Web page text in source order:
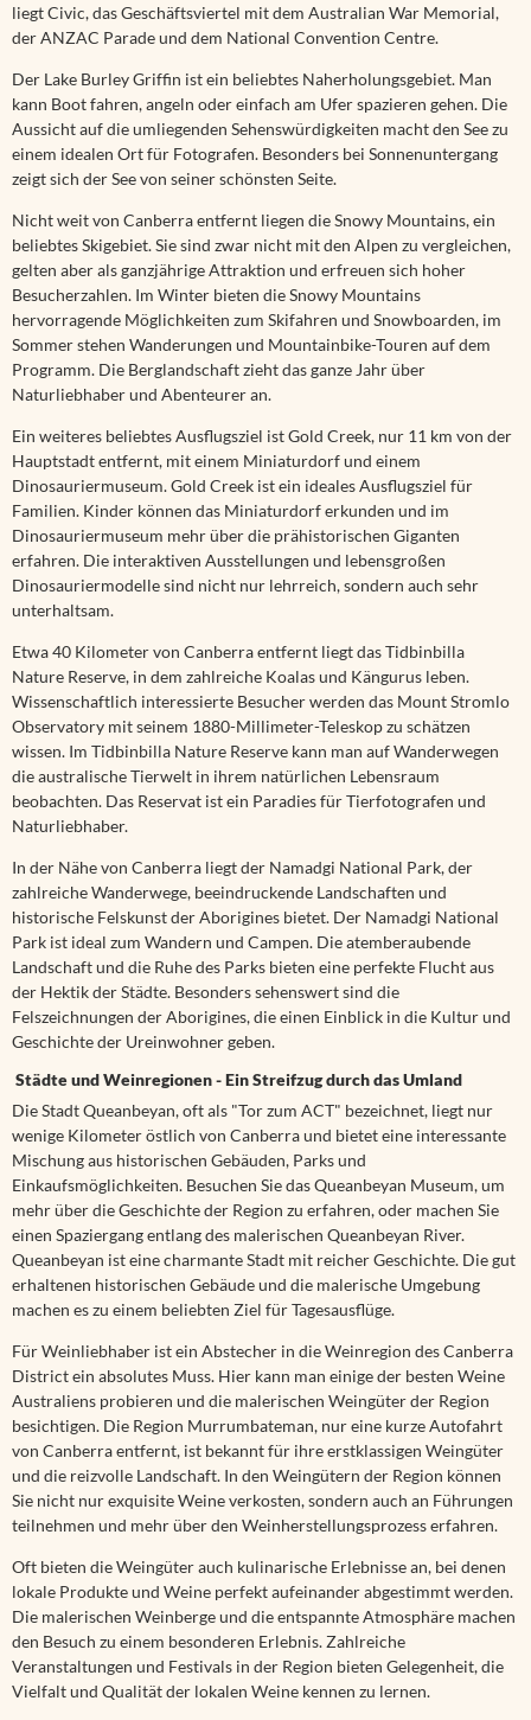
liegt Civic, das Geschäftsviertel mit dem Australian War Memorial,
der ANZAC Parade und dem National Convention Centre.
Der Lake Burley Griffin ist ein beliebtes Naherholungsgebiet. Man
kann Boot fahren, angeln oder einfach am Ufer spazieren gehen. Die
Aussicht auf die umliegenden Sehenswürdigkeiten macht den See zu
einem idealen Ort für Fotografen. Besonders bei Sonnenuntergang
zeigt sich der See von seiner schönsten Seite.
Nicht weit von Canberra entfernt liegen die Snowy Mountains, ein
beliebtes Skigebiet. Sie sind zwar nicht mit den Alpen zu vergleichen,
gelten aber als ganzjährige Attraktion und erfreuen sich hoher
Besucherzahlen. Im Winter bieten die Snowy Mountains
hervorragende Möglichkeiten zum Skifahren und Snowboarden, im
Sommer stehen Wanderungen und Mountainbike-Touren auf dem
Programm. Die Berglandschaft zieht das ganze Jahr über
Naturliebhaber und Abenteurer an.
Ein weiteres beliebtes Ausflugsziel ist Gold Creek, nur 11 km von der
Hauptstadt entfernt, mit einem Miniaturdorf und einem
Dinosauriermuseum. Gold Creek ist ein ideales Ausflugsziel für
Familien. Kinder können das Miniaturdorf erkunden und im
Dinosauriermuseum mehr über die prähistorischen Giganten
erfahren. Die interaktiven Ausstellungen und lebensgroßen
Dinosauriermodelle sind nicht nur lehrreich, sondern auch sehr
unterhaltsam.
Etwa 40 Kilometer von Canberra entfernt liegt das Tidbinbilla
Nature Reserve, in dem zahlreiche Koalas und Kängurus leben.
Wissenschaftlich interessierte Besucher werden das Mount Stromlo
Observatory mit seinem 1880-Millimeter-Teleskop zu schätzen
wissen. Im Tidbinbilla Nature Reserve kann man auf Wanderwegen
die australische Tierwelt in ihrem natürlichen Lebensraum
beobachten. Das Reservat ist ein Paradies für Tierfotografen und
Naturliebhaber.
In der Nähe von Canberra liegt der Namadgi National Park, der
zahlreiche Wanderwege, beeindruckende Landschaften und
historische Felskunst der Aborigines bietet. Der Namadgi National
Park ist ideal zum Wandern und Campen. Die atemberaubende
Landschaft und die Ruhe des Parks bieten eine perfekte Flucht aus
der Hektik der Städte. Besonders sehenswert sind die
Felszeichnungen der Aborigines, die einen Einblick in die Kultur und
Geschichte der Ureinwohner geben.
Städte und Weinregionen - Ein Streifzug durch das Umland
Die Stadt Queanbeyan, oft als "Tor zum ACT" bezeichnet, liegt nur
wenige Kilometer östlich von Canberra und bietet eine interessante
Mischung aus historischen Gebäuden, Parks und
Einkaufsmöglichkeiten. Besuchen Sie das Queanbeyan Museum, um
mehr über die Geschichte der Region zu erfahren, oder machen Sie
einen Spaziergang entlang des malerischen Queanbeyan River.
Queanbeyan ist eine charmante Stadt mit reicher Geschichte. Die gut
erhaltenen historischen Gebäude und die malerische Umgebung
machen es zu einem beliebten Ziel für Tagesausflüge.
Für Weinliebhaber ist ein Abstecher in die Weinregion des Canberra
District ein absolutes Muss. Hier kann man einige der besten Weine
Australiens probieren und die malerischen Weingüter der Region
besichtigen. Die Region Murrumbateman, nur eine kurze Autofahrt
von Canberra entfernt, ist bekannt für ihre erstklassigen Weingüter
und die reizvolle Landschaft. In den Weingütern der Region können
Sie nicht nur exquisite Weine verkosten, sondern auch an Führungen
teilnehmen und mehr über den Weinherstellungsprozess erfahren.
Oft bieten die Weingüter auch kulinarische Erlebnisse an, bei denen
lokale Produkte und Weine perfekt aufeinander abgestimmt werden.
Die malerischen Weinberge und die entspannte Atmosphäre machen
den Besuch zu einem besonderen Erlebnis. Zahlreiche
Veranstaltungen und Festivals in der Region bieten Gelegenheit, die
Vielfalt und Qualität der lokalen Weine kennen zu lernen.